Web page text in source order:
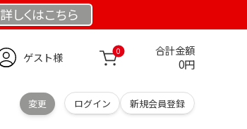
詳しくはこちら
ゲスト様 0 合計金額
0円
変更 ログイン 新規会員登録